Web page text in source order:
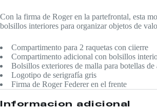
Con la firma de Roger en la partefrontal, esta
bolsillos interiores para organizar objetos de
Compartimento para 2 raquetas con ciierre
Compartimento adicional con bolsillos
Bolsillos exteriores de malla para botellas de
Logotipo de serigrafía gris
Firma de Roger Federer en el frente
Información adicional